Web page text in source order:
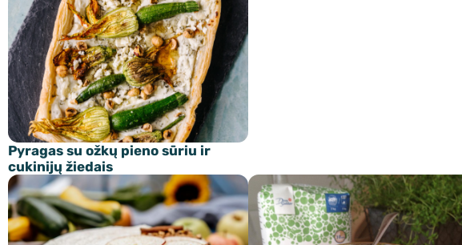
Pyragas su ožkų pieno sūriu ir
cukinijų žiedais